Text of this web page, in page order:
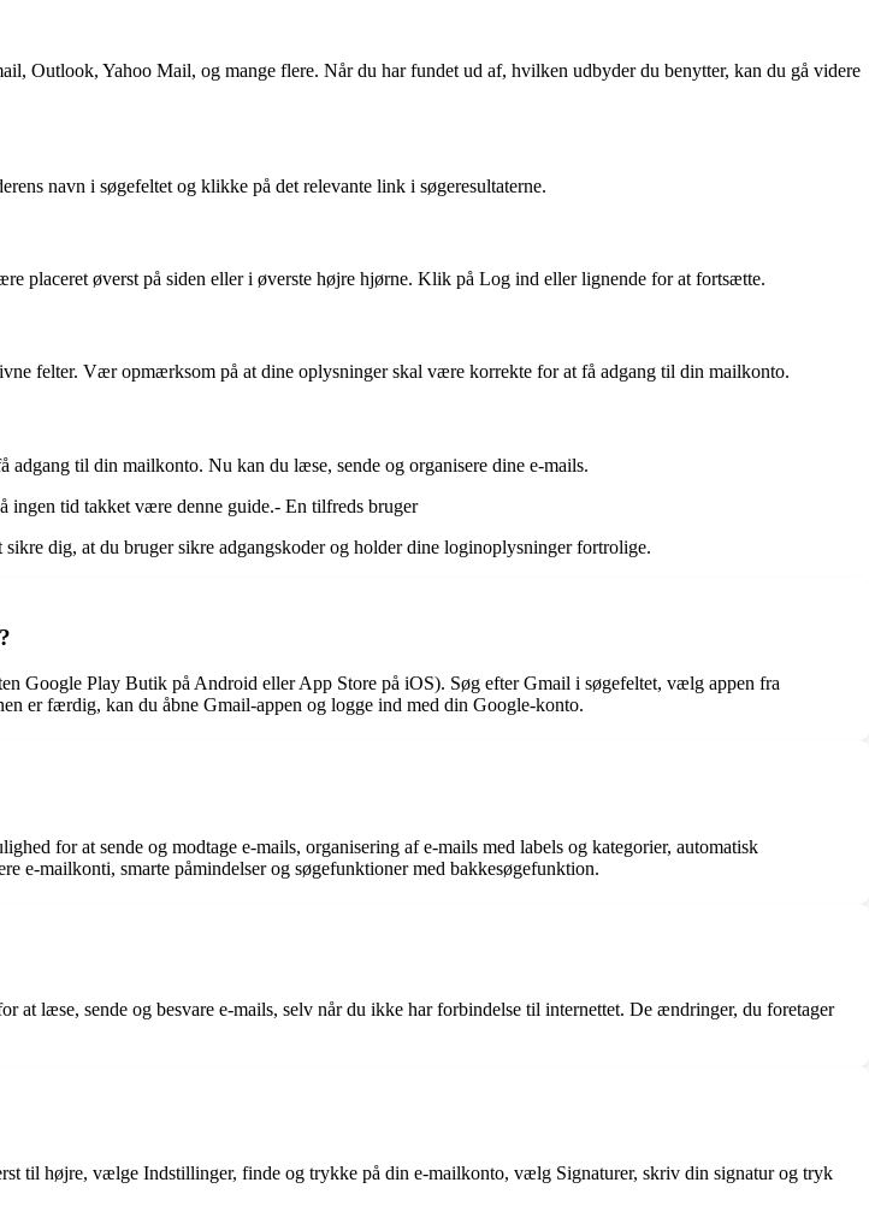
Outlook, Yahoo Mail, og mange flere. Når du har fundet ud af, hvilken udbyder du benytter, kan du gå videre
navn i søgefeltet og klikke på det relevante link i søgeresultaterne.
placeret øverst på siden eller i øverste højre hjørne. Klik på Log ind eller lignende for at fortsætte.
felter. Vær opmærksom på at dine oplysninger skal være korrekte for at få adgang til din mailkonto.
til din mailkonto. Nu kan du læse, sende og organisere dine e-mails.
ingen tid takket være denne guide.- En tilfreds bruger
dig, at du bruger sikre adgangskoder og holder dine loginoplysninger fortrolige.
Google Play Butik på Android eller App Store på iOS). Søg efter Gmail i søgefeltet, vælg appen fra
er færdig, kan du åbne Gmail-appen og logge ind med din Google-konto.
for at sende og modtage e-mails, organisering af e-mails med labels og kategorier, automatisk
e-mailkonti, smarte påmindelser og søgefunktioner med bakkesøgefunktion.
læse, sende og besvare e-mails, selv når du ikke har forbindelse til internettet. De ændringer, du foretager
til højre, vælge Indstillinger, finde og trykke på din e-mailkonto, vælg Signaturer, skriv din signatur og tryk